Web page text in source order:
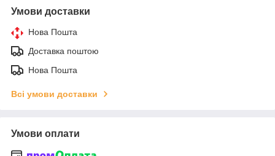
Умови доставки
Нова Пошта
Доставка поштою
Нова Пошта
Всі умови доставки
Умови оплати